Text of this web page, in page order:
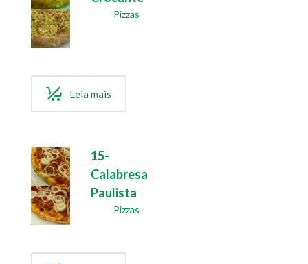
Pizzas
Leia mais
15-
Calabresa
Paulista
Pizzas